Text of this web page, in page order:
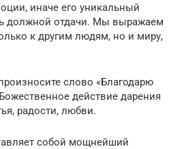
иначе его уникальный
должной отдачи. Мы выражаем
к другим людям, но и миру,
слово «Благодарю
действие дарения
радости, любви.
собой мощнейший